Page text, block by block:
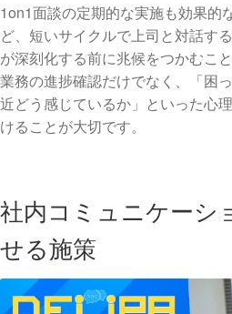
1on1面談の定期的な実施も効果的
ど、短いサイクルで上司と対話す
が深刻化する前に兆候をつかむこ
業務の進捗確認だけでなく、「困
近どう感じているか」といった心
けることが大切です。
社内コミュニケーシ
せる施策